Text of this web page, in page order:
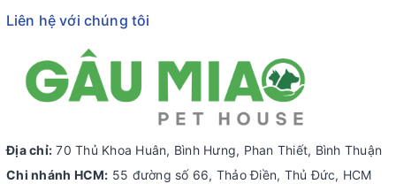
Liên hệ với chúng tôi
Địa chỉ: 70 Thủ Khoa Huân, Bình Hưng, Phan Thiết, Bình Thuận
Chi nhánh HCM: 55 đường số 66, Thảo Điền, Thủ Đức, HCM